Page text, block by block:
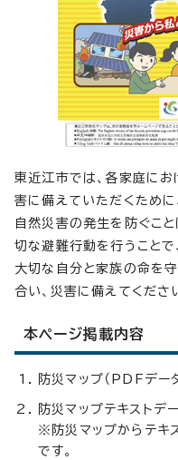
東近江市では、各家庭にお
害に備えていただくために
自然災害の発生を防ぐこと
切な避難行動を行うことで
大切な自分と家族の命を
合い、災害に備えてくださ
本ページ掲載内容
防災マップ（PDFデータ
防災マップテキストデ
※防災マップからテキ
です。